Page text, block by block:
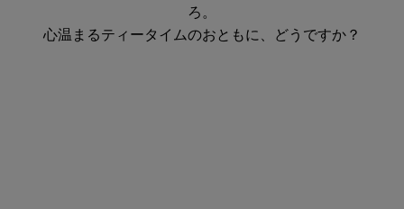
ろ。
心温まるティータイムのおともに、どうですか？